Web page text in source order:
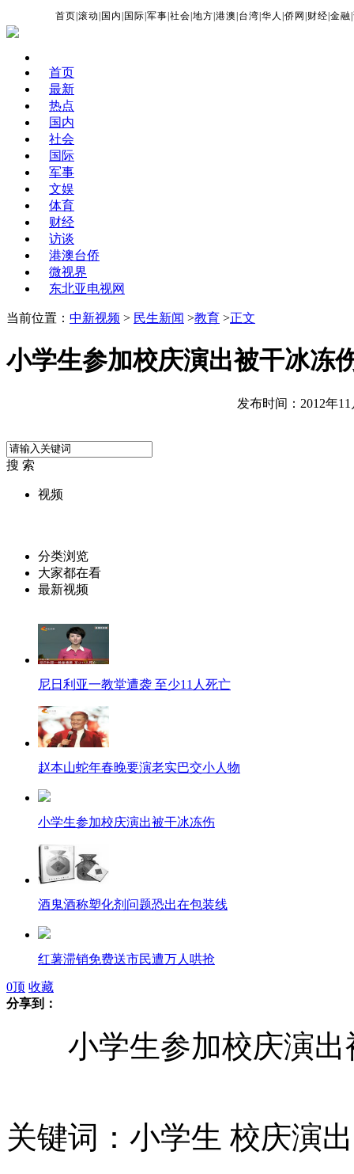
首页 |滚动 国内 国际 |军事 |社会 |地方 |港澳 台湾 |华人 |侨网 财经 |金融 |
首页
最新
热点
国内
社会
国际
军事
文娱
体育
财经
访谈
港澳台侨
微视界
东北亚电视网
当前位置： 中新视频 > 民生新闻 >教育 >正文
小学生参加校庆演出被干冰冻
发布时间：2012年11
搜 索
视频
分类浏览
大家都在看
最新视频
尼日利亚一教堂遭袭 至少11人死亡
赵本山蛇年春晚要演老实巴交小人物
小学生参加校庆演出被干冰冻伤
酒鬼酒称塑化剂问题恐出在包装线
红薯滞销免费送市民遭万人哄抢
山西使用液化气罐饭店全停业
蟒蛇偷吃鸡 肚子撑大遭卡被活捉
0顶 收藏
分享到：
小学生参加校庆演出
关键词：小学生 校庆演